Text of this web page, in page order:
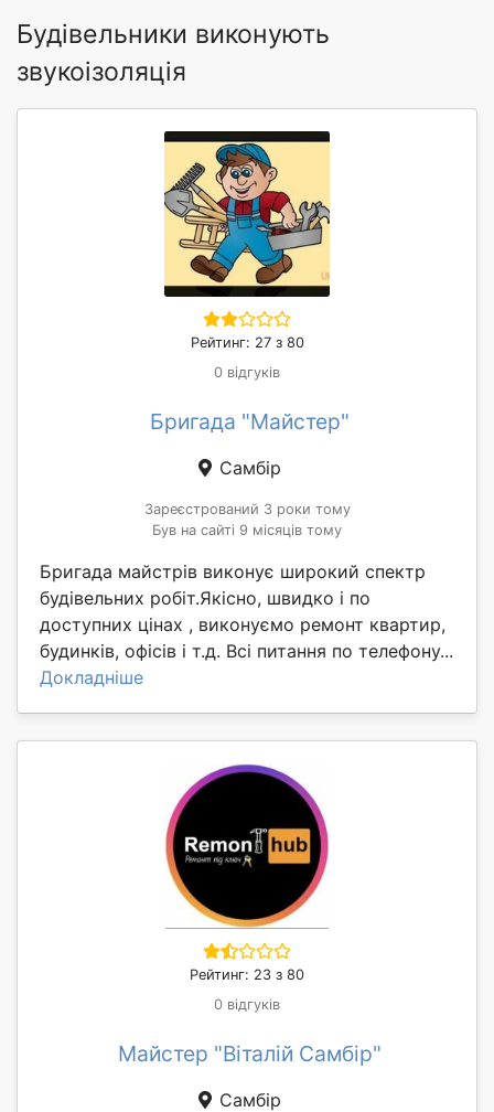
Будівельники виконують
звукоізоляція
Рейтинг: 27 з 80
0 відгуків
Бригада "Майстер"
Самбір
Зареєстрований 3 роки тому
Був на сайті 9 місяців тому
Бригада майстрів виконує широкий спектр
будівельних робіт.Якісно, швидко і по
доступних цінах , виконуємо ремонт квартир,
будинків, офісів і т.д. Всі питання по телефону...
Докладніше
Рейтинг: 23 з 80
0 відгуків
Майстер "Віталій Самбір"
Самбір